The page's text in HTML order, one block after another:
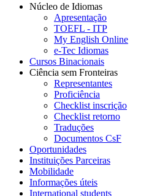
Núcleo de Idiomas
Apresentação
TOEFL - ITP
My English Online
e-Tec Idiomas
Cursos Binacionais
Ciência sem Fronteiras
Representantes
Proficiência
Checklist inscrição
Checklist retorno
Traduções
Documentos CsF
Oportunidades
Instituições Parceiras
Mobilidade
Informações úteis
International students